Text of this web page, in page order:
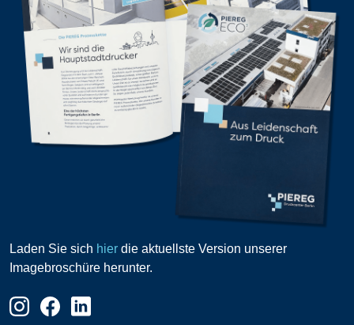
Laden Sie sich hier die aktuellste Version unserer
Imagebroschüre herunter.